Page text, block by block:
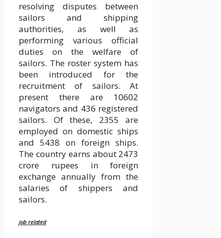
resolving disputes between
sailors and shipping
authorities, as well as
performing various official
duties on the welfare of
sailors. The roster system has
been introduced for the
recruitment of sailors. At
present there are 10602
navigators and 436 registered
sailors. Of these, 2355 are
employed on domestic ships
and 5438 on foreign ships.
The country earns about 2473
crore rupees in foreign
exchange annually from the
salaries of shippers and
sailors.
job related